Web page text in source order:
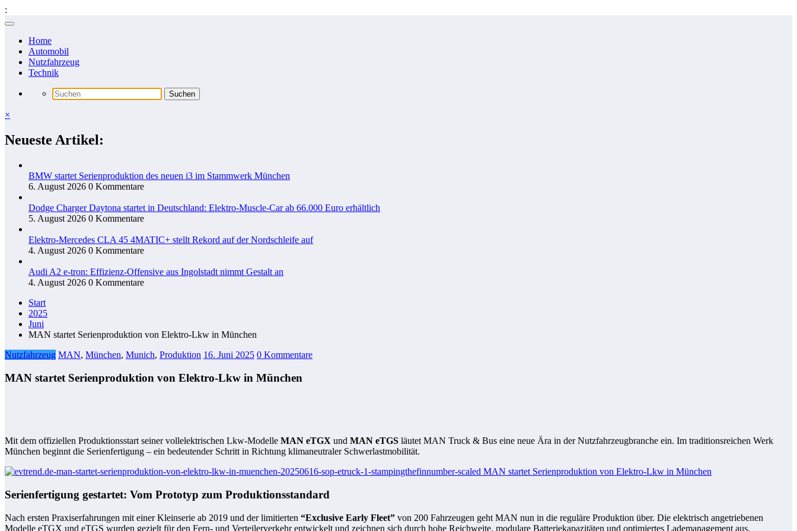
:
Zum
springenHome
Automobil
Nutzfahrzeug
Technik
×
Neueste Artikel:
BMW startet Serienproduktion des neuen i3 im Stammwerk München
6. August 2026 0 Kommentare
Dodge Charger Daytona startet in Deutschland: Elektro-Muscle-Car ab 66.000 Euro erhältlich
5. August 2026 0 Kommentare
Elektro-Mercedes CLA 45 4MATIC+ stellt Rekord auf der Nordschleife auf
4. August 2026 0 Kommentare
Audi A2 e-tron: Effizienz-Offensive aus Ingolstadt nimmt Gestalt an
4. August 2026 0 Kommentare
Start
2025
Juni
MAN startet Serienproduktion von Elektro-Lkw in München
Nutzfahrzeug MAN, München, Munich, Produktion 16. Juni 2025 0 Kommentare
MAN startet Serienproduktion von Elektro-Lkw in München
Mit dem offiziellen Produktionsstart seiner vollelektrischen Lkw-Modelle MAN eTGX und MAN eTGS läutet MAN Truck & Bus eine neue Ära in der Nutzfahrzeugbranche ein. Im traditionsreichen Werk
München beginnt die Serienfertigung – ein bedeutender Schritt in Richtung klimaneutraler Schwerlastmobilität.
Serienfertigung gestartet: Vom Prototyp zum Produktionsstandard
Nach ersten Praxiserfahrungen mit einer Kleinserie ab 2019 und der limitierten “Exclusive Early Fleet” von 200 Fahrzeugen geht MAN nun in die reguläre Produktion über. Die elektrisch angetriebenen
Modelle eTGX und eTGS wurden gezielt für den Fern- und Verteilerverkehr entwickelt und zeichnen sich durch hohe Reichweite, modulare Batteriekapazitäten und optimiertes Lademanagement aus.